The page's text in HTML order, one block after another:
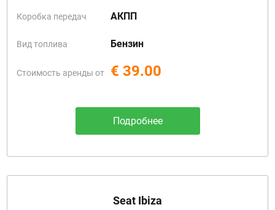
Коробка передач АКПП
Вид топлива Бензин
Стоимость аренды от € 39.00
Подробнее
Seat Ibiza